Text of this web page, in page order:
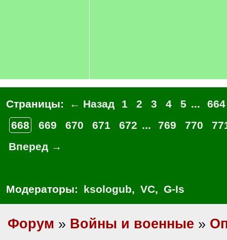
Страницы: ← Назад 1 2 3 4 5 ...
664
668
669 670 671 672 ... 769 770
Вперед →
Модераторы: ksologub, VC, G-Is
Форум » Войны и военные »